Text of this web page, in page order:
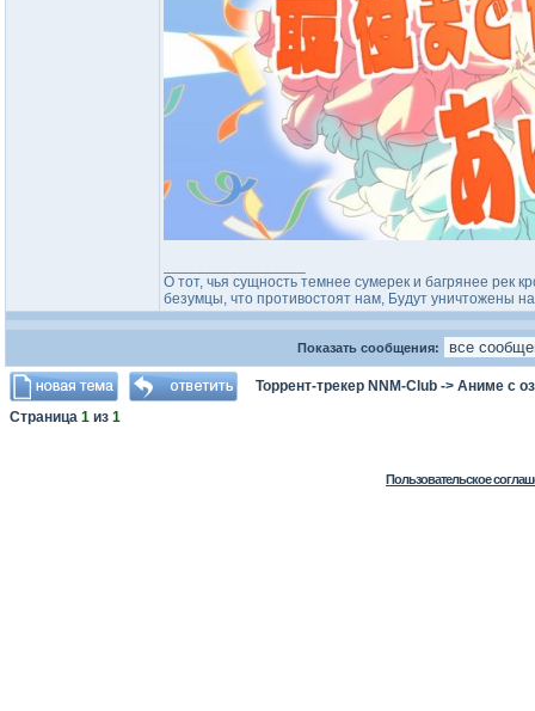
О тот, чья сущность темнее сумерек и багрянее рек
безумцы, что противостоят нам, Будут уничтожены
Показать сообщения:
Торрент-трекер NNM-Club -> Аниме с
Страница 1 из 1
Пользовательское